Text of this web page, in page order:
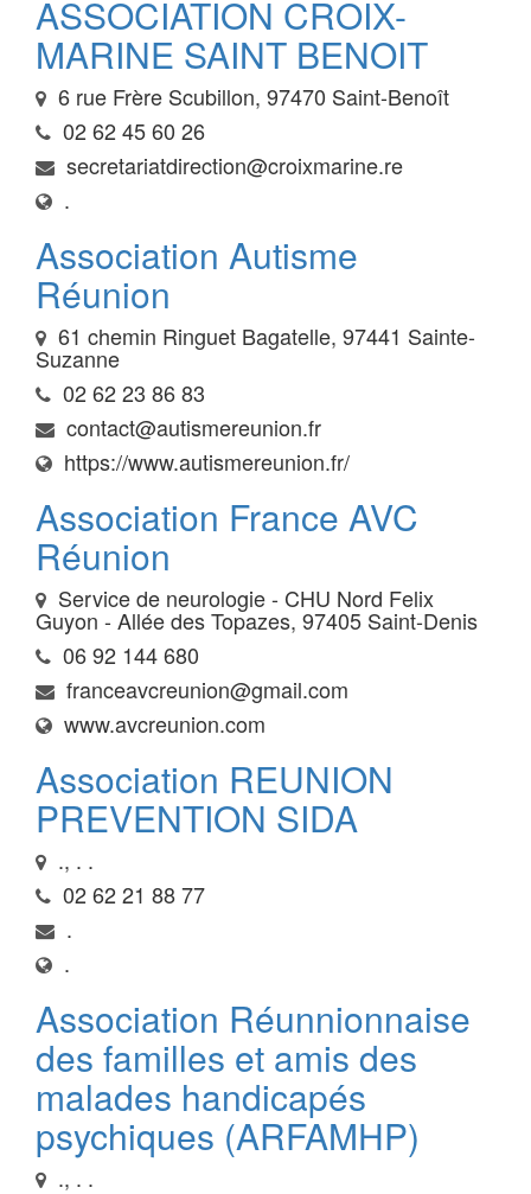
ASSOCIATION CROIX-
MARINE SAINT BENOIT
6 rue Frère Scubillon, 97470 Saint-Benoît
02 62 45 60 26
secretariatdirection@croixmarine.re
.
Association Autisme
Réunion
61 chemin Ringuet Bagatelle, 97441 Sainte-
Suzanne
02 62 23 86 83
contact@autismereunion.fr
https://www.autismereunion.fr/
Association France AVC
Réunion
Service de neurologie - CHU Nord Felix
Guyon - Allée des Topazes, 97405 Saint-Denis
06 92 144 680
franceavcreunion@gmail.com
www.avcreunion.com
Association REUNION
PREVENTION SIDA
., . .
02 62 21 88 77
.
.
Association Réunnionnaise
des familles et amis des
malades handicapés
psychiques (ARFAMHP)
., . .